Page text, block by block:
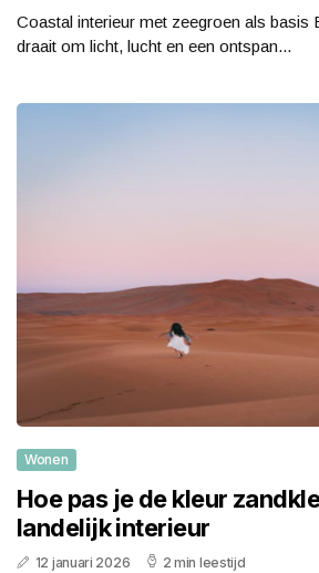
Coastal interieur met zeegroen als basis
draait om licht, lucht en een ontspan...
Wonen
Hoe pas je de kleur
landelijk interieur
12 januari 2026 2 min leestijd